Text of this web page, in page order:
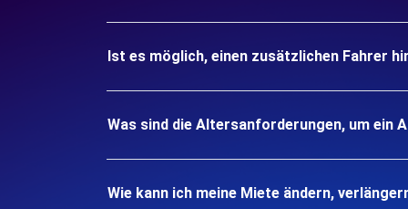
Ist es möglich, einen zusätzlichen Fahrer
Was sind die Altersanforderungen, um ein
Wie kann ich meine Miete ändern,